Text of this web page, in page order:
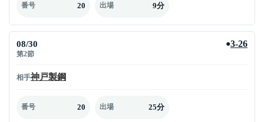
番号 20 出場 9分
08/30
第2節
●3-26
相手神戸製鋼
番号 20 出場 25分